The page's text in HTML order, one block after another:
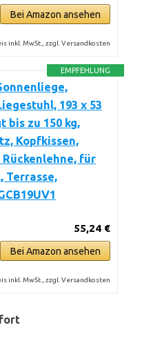
Bei Amazon ansehen
inkl. MwSt., zzgl. Versandkosten
EMPFEHLUNG
193 x 53
bis zu 150 kg,
Kopfkissen,
für
Terrasse,
55,24 €
Bei Amazon ansehen
inkl. MwSt., zzgl. Versandkosten